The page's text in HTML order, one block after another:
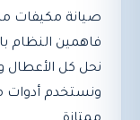
صيانة مكيفات
فاهمين النظام
نحل كل الأعطال
ونستخدم